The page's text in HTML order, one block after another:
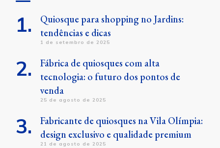
Quiosque para shopping no Jardins:
tendências e dicas
1 de setembro de 2025
Fábrica de quiosques com alta
tecnologia: o futuro dos pontos de
venda
25 de agosto de 2025
Fabricante de quiosques na Vila Olímpia:
design exclusivo e qualidade premium
21 de agosto de 2025